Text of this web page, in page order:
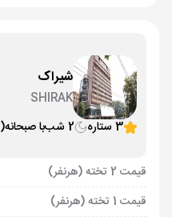
شیراک
SHIRAK
3 ستاره
2 شب با صبحانه(BB)
قیمت 2 تخته (هرنفر)
قیمت 1 تخته (هرنفر)